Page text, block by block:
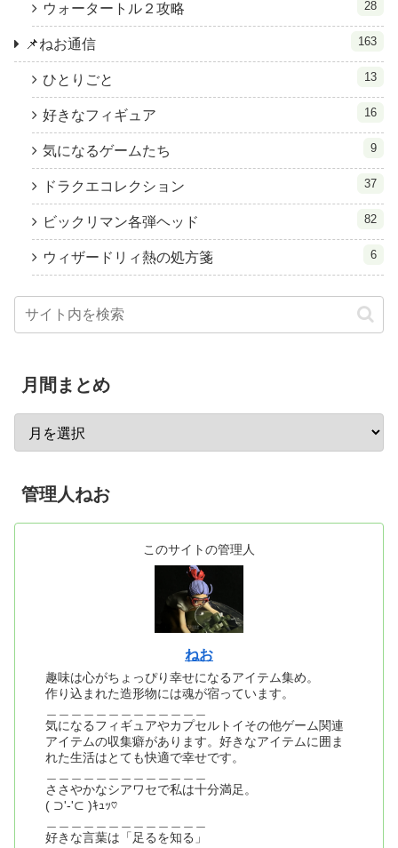
ウォータートル２攻略 28
📌ねお通信 163
ひとりごと 13
好きなフィギュア 16
気になるゲームたち 9
ドラクエコレクション 37
ビックリマン各弾ヘッド 82
ウィザードリィ熱の処方箋 6
月間まとめ
管理人ねお
このサイトの管理人
ねお
趣味は心がちょっぴり幸せになるアイテム集め。
作り込まれた造形物には魂が宿っています。
気になるフィギュアやカプセルトイその他ゲーム関連
アイテムの収集癖があります。好きなアイテムに囲ま
れた生活はとても快適で幸せです。
ささやかなシアワセで私は十分満足。
( ⊃'-'⊂ )ｷｭｯ♡
好きな言葉は「足るを知る」